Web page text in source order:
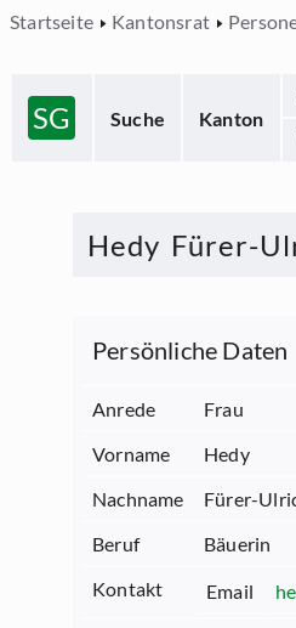
Startseite Kantonsrat
SG Suche Kanton
Hedy Fürer-
Persönliche Daten
Anrede
Frau
Vorname
Hedy
Nachname
Fürer-
Beruf
Bäuerin
Kontakt
Email